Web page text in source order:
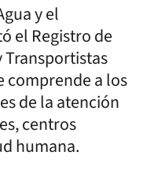
y el
el Registro de
Transportistas
comprende a los
de la atención
centros
humana.